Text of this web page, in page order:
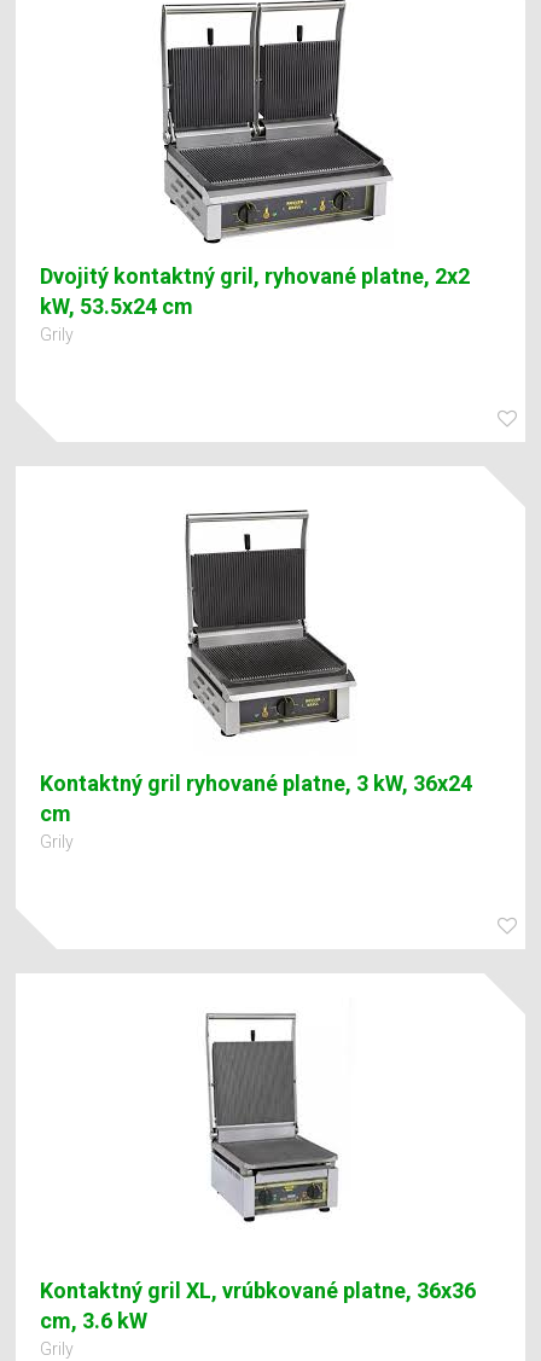
Dvojitý kontaktný gril, ryhované platne, 2x2
kW, 53.5x24 cm
Grily
Kontaktný gril ryhované platne, 3 kW, 36x24
cm
Grily
Kontaktný gril XL, vrúbkované platne, 36x36
cm, 3.6 kW
Grily